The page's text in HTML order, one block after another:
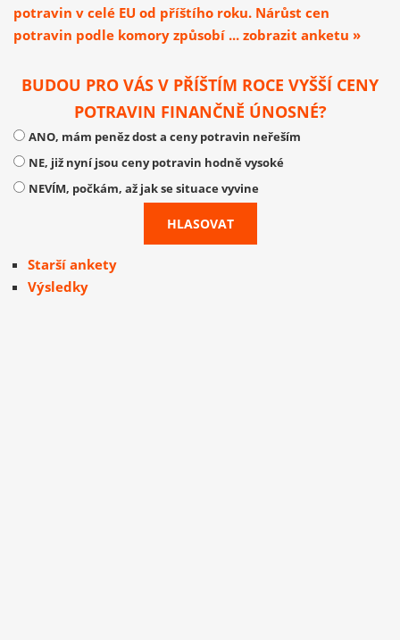
potravin v celé EU od příštího roku. Nárůst cen
potravin podle komory způsobí ... zobrazit anketu »
BUDOU PRO VÁS V PŘÍŠTÍM ROCE VYŠŠÍ CENY
POTRAVIN FINANČNĚ ÚNOSNÉ?
ANO, mám peněz dost a ceny potravin neřeším
NE, již nyní jsou ceny potravin hodně vysoké
NEVÍM, počkám, až jak se situace vyvine
Starší ankety
Výsledky